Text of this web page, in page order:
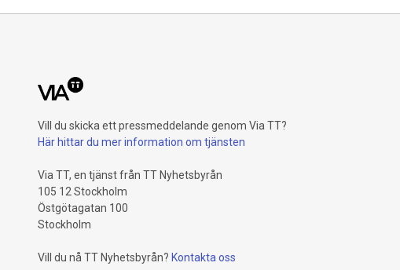
Vill du skicka ett pressmeddelande genom Via TT?
Här hittar du mer information om tjänsten
Via TT, en tjänst från TT Nyhetsbyrån
105 12 Stockholm
Östgötagatan 100
Stockholm
Vill du nå TT Nyhetsbyrån? Kontakta oss